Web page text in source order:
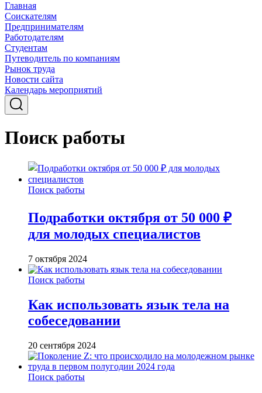
Главная
Соискателям
Предпринимателям
Работодателям
Студентам
Путеводитель по компаниям
Рынок труда
Новости сайта
Календарь мероприятий
Поиск работы
Поиск работы
Подработки октября от 50 000 ₽
для молодых специалистов
7 октября 2024
Поиск работы
Как использовать язык тела на
собеседовании
20 сентября 2024
Поиск работы